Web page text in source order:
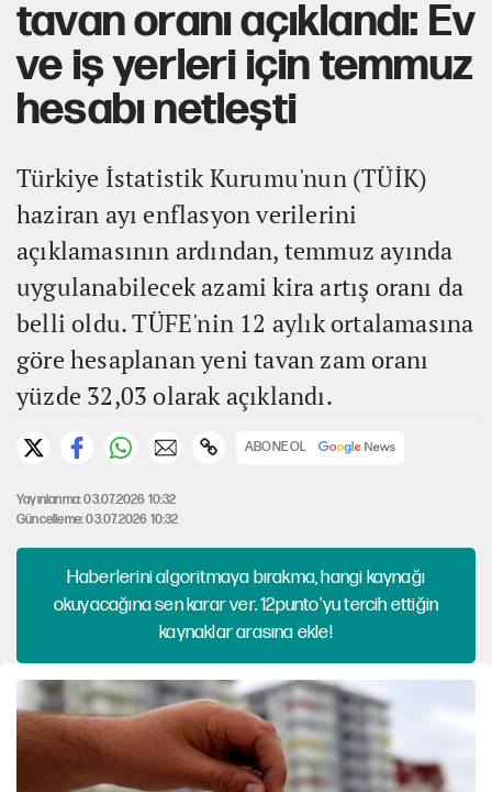
tavan oranı açıklandı: Ev
ve iş yerleri için temmuz
hesabı netleşti
Türkiye İstatistik Kurumu'nun (TÜİK)
haziran ayı enflasyon verilerini
açıklamasının ardından, temmuz ayında
uygulanabilecek azami kira artış oranı da
belli oldu. TÜFE'nin 12 aylık ortalamasına
göre hesaplanan yeni tavan zam oranı
yüzde 32,03 olarak açıklandı.
ABONE OL
Yayınlanma: 03.07.2026 10:32
Güncelleme: 03.07.2026 10:32
Haberlerini algoritmaya bırakma, hangi kaynağı
okuyacağına sen karar ver. 12punto'yu tercih ettiğin
kaynaklar arasına ekle!